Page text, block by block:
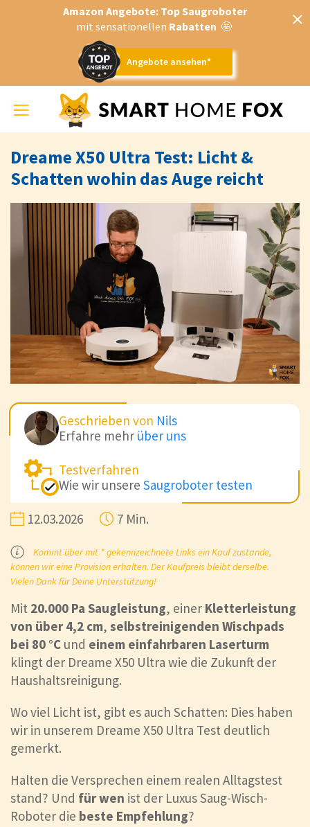
Amazon Angebote: Top Saugroboter
mit sensationellen Rabatten 🤩
Angebote ansehen*
Toggle
navigation
Dreame X50 Ultra Test: Licht &
Schatten wohin das Auge reicht
Geschrieben von Nils
Erfahre mehr über uns
Testverfahren
Wie wir unsere Saugroboter testen
12.03.2026 7 Min.
Kommt über mit * gekennzeichnete Links ein Kauf zustande,
können wir eine Provision erhalten. Der Kaufpreis bleibt derselbe.
Vielen Dank für Deine Unterstützung!
Mit 20.000 Pa Saugleistung, einer Kletterleistung
von über 4,2 cm, selbstreinigenden Wischpads
bei 80 °C und einem einfahrbaren Laserturm
klingt der Dreame X50 Ultra wie die Zukunft der
Haushaltsreinigung.
Wo viel Licht ist, gibt es auch Schatten: Dies haben
wir in unserem Dreame X50 Ultra Test deutlich
gemerkt.
Halten die Versprechen einem realen Alltagstest
stand? Und für wen ist der Luxus Saug-Wisch-
Roboter die beste Empfehlung?